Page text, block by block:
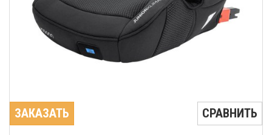
ЗАКАЗАТЬ СРАВНИТЬ